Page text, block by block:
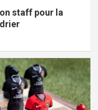
staff pour la